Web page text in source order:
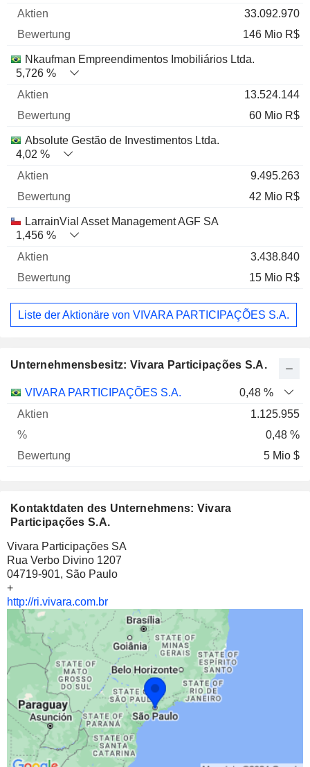
33.092.970
146 Mio R$
Nkaufman Empreendimentos Imobiliários Ltda.
5,726 %
13.524.144
60 Mio R$
Absolute Gestão de Investimentos Ltda.
4,02 %
9.495.263
42 Mio R$
LarrainVial Asset Management AGF SA
1,456 %
3.438.840
15 Mio R$
Liste der Aktionäre von VIVARA PARTICIPAÇÕES S.A.
Unternehmensbesitz: Vivara Participações S.A.
Name Aktien % Bewertung
VIVARA PARTICIPAÇÕES S.A.
0,48 %
1.125.955
0,48 %
5 Mio $
Kontaktdaten des Unternehmens: Vivara
Participações S.A.
Vivara Participações SA
Rua Verbo Divino 1207
04719-901, São Paulo
+
http://ri.vivara.com.br